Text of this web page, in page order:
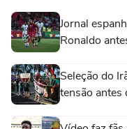
Jornal
Ronaldo
Seleção do
tensão antes